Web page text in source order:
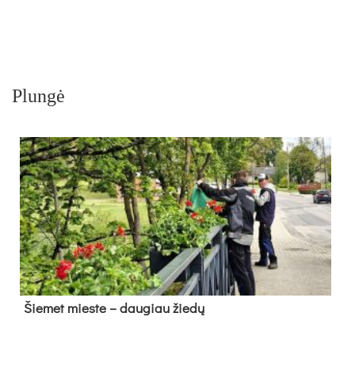
Plungė
Šie­met mies­te – dau­giau žie­dų